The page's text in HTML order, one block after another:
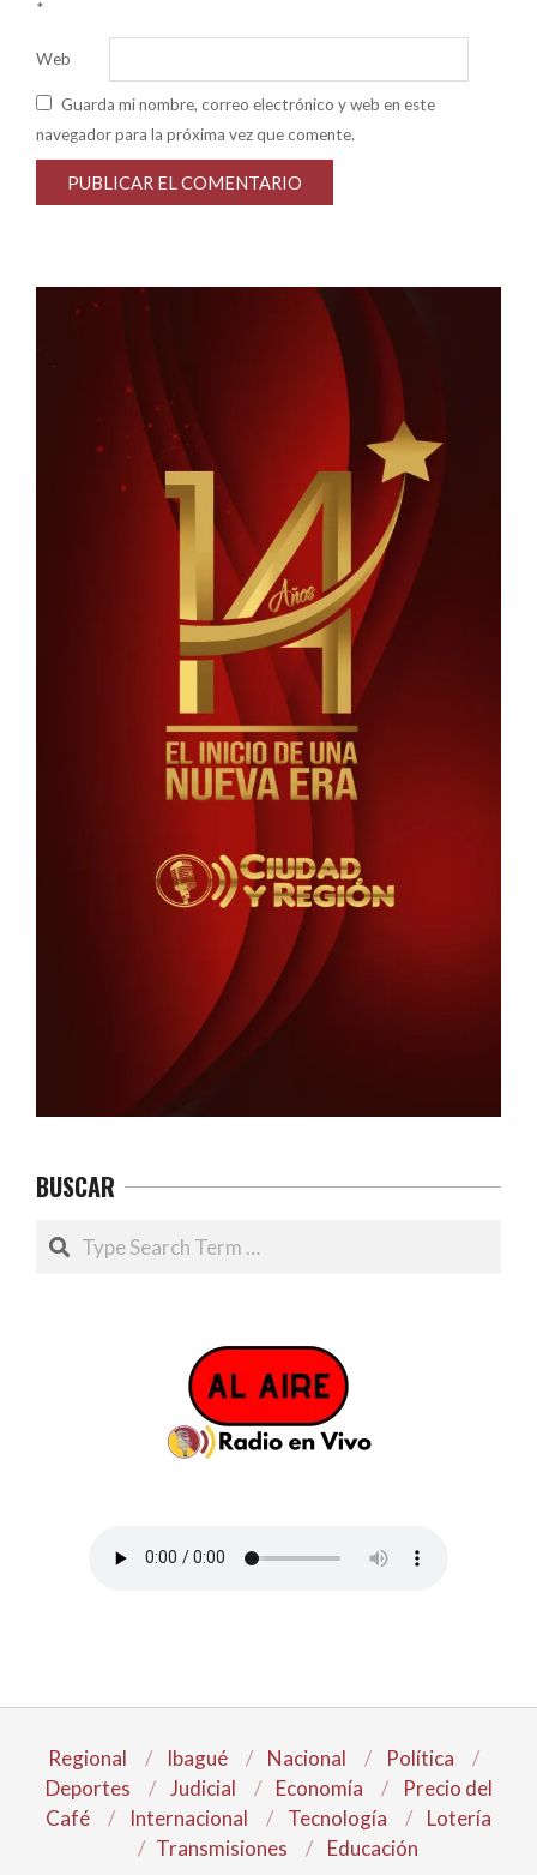
*
Web
Guarda mi nombre, correo electrónico y web en este
navegador para la próxima vez que comente.
BUSCAR
Search
Regional Ibagué Nacional
Política
Deportes
Judicial Economía
Precio del
Café
Internacional Tecnología
Lotería
Transmisiones
Educación